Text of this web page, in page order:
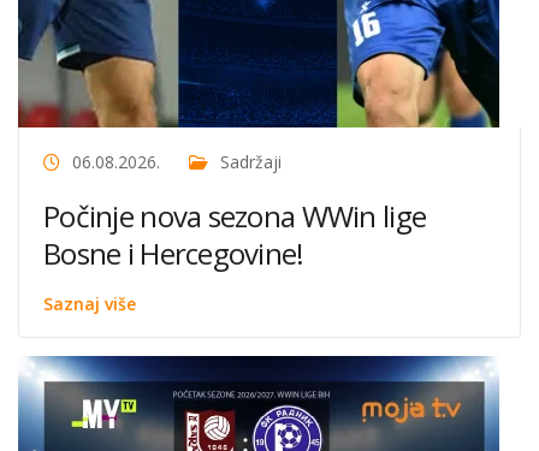
06.08.2026. Sadržaji
Počinje nova sezona WWin lige
Bosne i Hercegovine!
Saznaj više